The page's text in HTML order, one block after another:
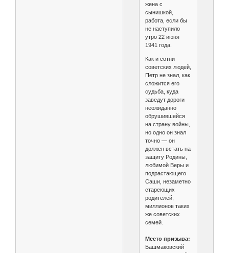
жена с
сынишкой,
работа, если бы
не наступило
утро 22 июня
1941 года.
Как и сотни
советских людей,
Петр не знал, как
сложится его
судьба, куда
заведут дороги
неожиданно
обрушившейся
на страну войны,
но одно он знал
точно — он
должен встать на
защиту Родины,
любимой Веры и
подрастающего
Саши, незаметно
стареющих
родителей,
миллионов таких
же советских
семей.
Место призыва:
Башмаковский